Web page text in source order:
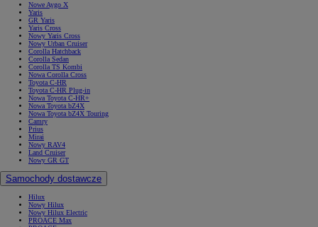
Nowe Aygo X
Yaris
GR Yaris
Yaris Cross
Nowy Yaris Cross
Nowy Urban Cruiser
Corolla Hatchback
Corolla Sedan
Corolla TS Kombi
Nowa Corolla Cross
Toyota C-HR
Toyota C-HR Plug-in
Nowa Toyota C-HR+
Nowa Toyota bZ4X
Nowa Toyota bZ4X Touring
Camry
Prius
Mirai
Nowy RAV4
Land Cruiser
Nowy GR GT
Samochody dostawcze
Hilux
Nowy Hilux
Nowy Hilux Electric
PROACE Max